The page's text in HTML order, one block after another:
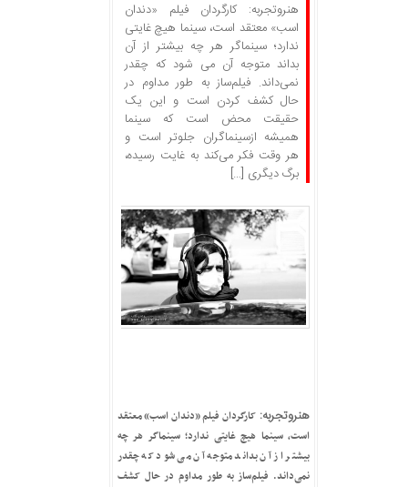
هنروتجربه: کارگردان فیلم «دندان
اسب» معتقد است، سینما هیچ غایتی
ندارد؛ سینماگر هر چه بیشتر از آن
بداند متوجه آن می شود که چقدر
نمی‌داند. فیلم‌ساز به طور مداوم در
حال کشف کردن است و این یک
حقیقت محض است که سینما
همیشه ازسینماگران جلوتر است و
هر وقت فکر می‌کند به غایت رسیده‌،
برگ دیگری […]
هنروتجربه: کارگردان فیلم «دندان اسب» معتقد
است، سینما هیچ غایتی ندارد؛ سینماگر هر چه
بیشتر از آن بداند متوجه آن می شود که چقدر
نمی‌داند. فیلم‌ساز به طور مداوم در حال کشف